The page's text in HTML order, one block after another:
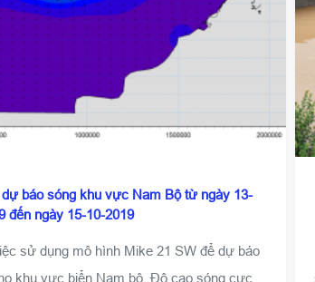
dự báo sóng khu vực Nam Bộ từ ngày 13-
đến ngày 15-10-2019
sử dụng mô hình Mike 21 SW để dự báo
khu vực biển Nam bộ. Độ cao sóng cực